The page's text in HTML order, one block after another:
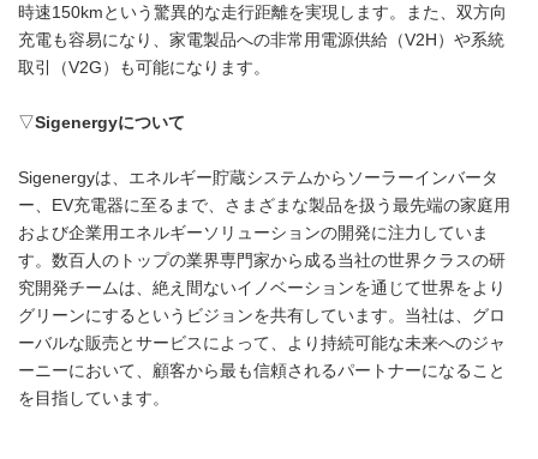
時速150kmという驚異的な走行距離を実現します。また、双方向
充電も容易になり、家電製品への非常用電源供給（V2H）や系統
取引（V2G）も可能になります。
▽Sigenergyについて
Sigenergyは、エネルギー貯蔵システムからソーラーインバータ
ー、EV充電器に至るまで、さまざまな製品を扱う最先端の家庭用
および企業用エネルギーソリューションの開発に注力していま
す。数百人のトップの業界専門家から成る当社の世界クラスの研
究開発チームは、絶え間ないイノベーションを通じて世界をより
グリーンにするというビジョンを共有しています。当社は、グロ
ーバルな販売とサービスによって、より持続可能な未来へのジャ
ーニーにおいて、顧客から最も信頼されるパートナーになること
を目指しています。